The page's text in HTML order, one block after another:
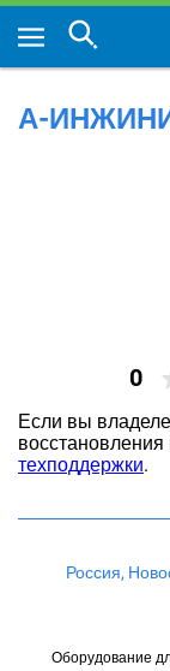
А-
0
Если вы
восстановления
техподдержки.
Россия,
Оборудование